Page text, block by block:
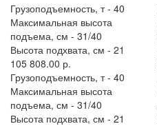
Грузоподъемность, т - 40
Максимальная высота
подъема, см - 31/40
Высота подхвата, см - 21
105 808.00 р.
Грузоподъемность, т - 40
Максимальная высота
подъема, см - 31/40
Высота подхвата, см - 21